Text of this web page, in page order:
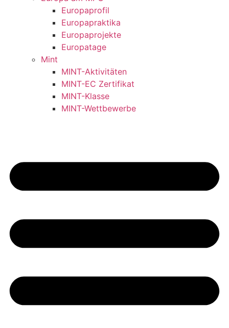
Europaprofil
Europapraktika
Europaprojekte
Europatage
Mint
MINT-Aktivitäten
MINT-EC Zertifikat
MINT-Klasse
MINT-Wettbewerbe